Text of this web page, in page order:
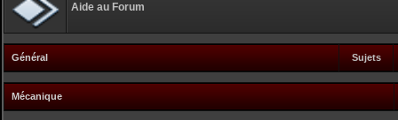
Aide au Forum
Général Sujets
Mécanique